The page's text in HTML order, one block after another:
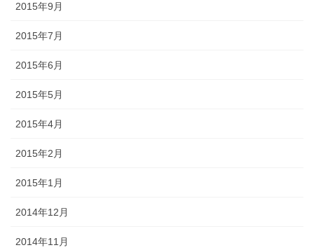
2015年9月
2015年7月
2015年6月
2015年5月
2015年4月
2015年2月
2015年1月
2014年12月
2014年11月